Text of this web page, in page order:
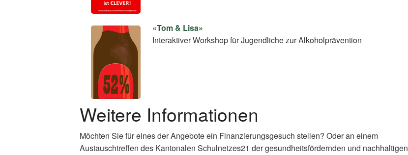
«Tom & Lisa»
Interaktiver Workshop für Jugendliche zur Alkoholprävention
Weitere Informationen
Möchten Sie für eines der Angebote ein Finanzierungsgesuch stellen? Oder an einem
Austauschtreffen des Kantonalen Schulnetzes21 der gesundheitsfördernden und nachhaltigen